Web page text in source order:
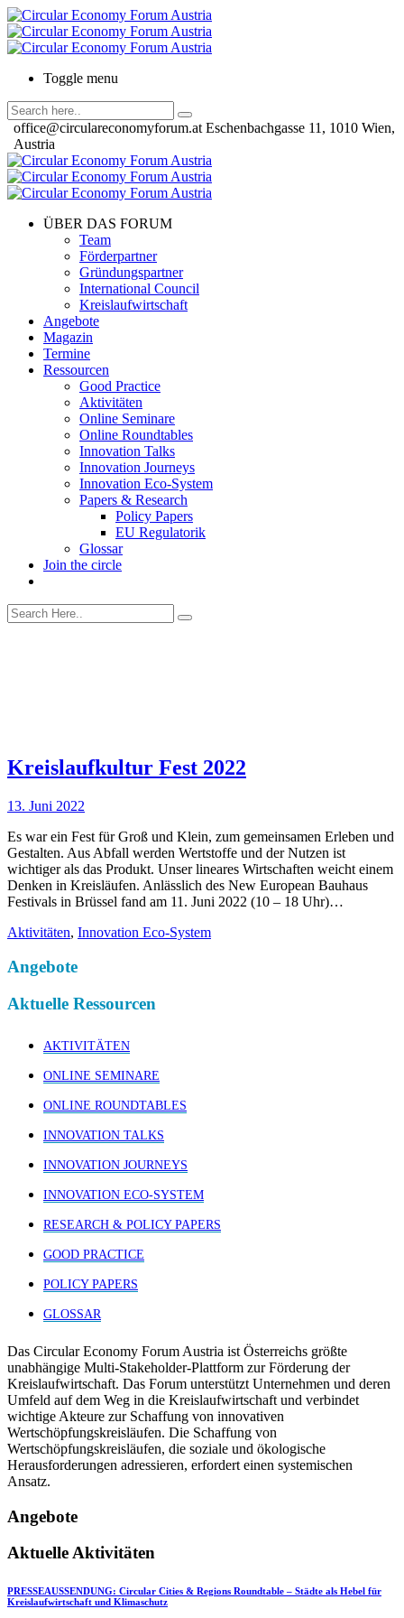
Toggle menu
office@circulareconomyforum.at Eschenbachgasse 11, 1010 Wien,
Austria
ÜBER DAS FORUM
Team
Förderpartner
Gründungspartner
International Council
Kreislaufwirtschaft
Angebote
Magazin
Termine
Ressourcen
Good Practice
Aktivitäten
Online Seminare
Online Roundtables
Innovation Talks
Innovation Journeys
Innovation Eco-System
Papers & Research
Policy Papers
EU Regulatorik
Glossar
Join the circle
Kreislaufkultur Fest 2022
13. Juni 2022
Es war ein Fest für Groß und Klein, zum gemeinsamen Erleben und
Gestalten. Aus Abfall werden Wertstoffe und der Nutzen ist
wichtiger als das Produkt. Unser lineares Wirtschaften weicht einem
Denken in Kreisläufen. Anlässlich des New European Bauhaus
Festivals in Brüssel fand am 11. Juni 2022 (10 – 18 Uhr)…
Aktivitäten, Innovation Eco-System
Angebote
Aktuelle Ressourcen
AKTIVITÄTEN
ONLINE SEMINARE
ONLINE ROUNDTABLES
INNOVATION TALKS
INNOVATION JOURNEYS
INNOVATION ECO-SYSTEM
RESEARCH & POLICY PAPERS
GOOD PRACTICE
POLICY PAPERS
GLOSSAR
Das Circular Economy Forum Austria ist Österreichs größte
unabhängige Multi-Stakeholder-Plattform zur Förderung der
Kreislaufwirtschaft. Das Forum unterstützt Unternehmen und deren
Umfeld auf dem Weg in die Kreislaufwirtschaft und verbindet
wichtige Akteure zur Schaffung von innovativen
Wertschöpfungskreisläufen. Die Schaffung von
Wertschöpfungskreisläufen, die soziale und ökologische
Herausforderungen adressieren, erfordert einen systemischen
Ansatz.
Angebote
Aktuelle Aktivitäten
PRESSEAUSSENDUNG: Circular Cities & Regions Roundtable – Städte als Hebel für
Kreislaufwirtschaft und Klimaschutz